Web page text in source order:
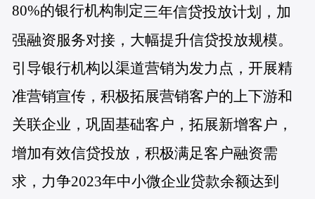
80%的银行机构制定三年信贷投放计划，加
强融资服务对接，大幅提升信贷投放规模。
引导银行机构以渠道营销为发力点，开展精
准营销宣传，积极拓展营销客户的上下游和
关联企业，巩固基础客户，拓展新增客户，
增加有效信贷投放，积极满足客户融资需
求，力争2023年中小微企业贷款余额达到